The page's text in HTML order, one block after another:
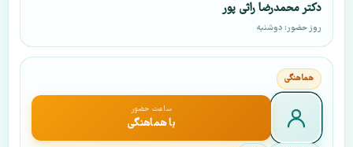
دکتر محمدرضا راثی پور
روز حضور: دوشنبه
ساعت حضور
با هماهنگی